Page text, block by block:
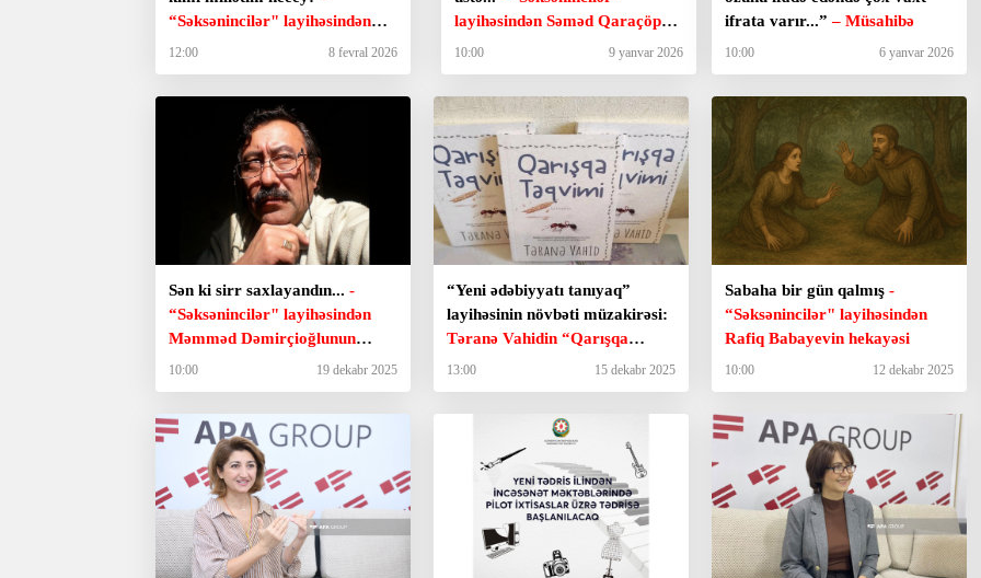
“Səksənincilər" layihəsindən
Əlisəmid Kürün şeirləri
12:00 8 fevral 2026
layihəsindən Səməd Qaraçöpün
şeirləri
10:00 9 yanvar 2026
ifrata varır...”– Müsahibə
10:00 6 yanvar 2026
Sən ki sirr saxlayandın... -
“Səksənincilər" layihəsindən
Məmməd Dəmirçioğlunun
şeirləri
10:00 19 dekabr 2025
“Yeni ədəbiyyatı tanıyaq”
layihəsinin növbəti müzakirəsi:
Təranə Vahidin “Qarışqa
təqvimi”
13:00 15 dekabr 2025
Sabaha bir gün qalmış -
“Səksənincilər" layihəsindən
Rafiq Babayevin hekayəsi
10:00 12 dekabr 2025